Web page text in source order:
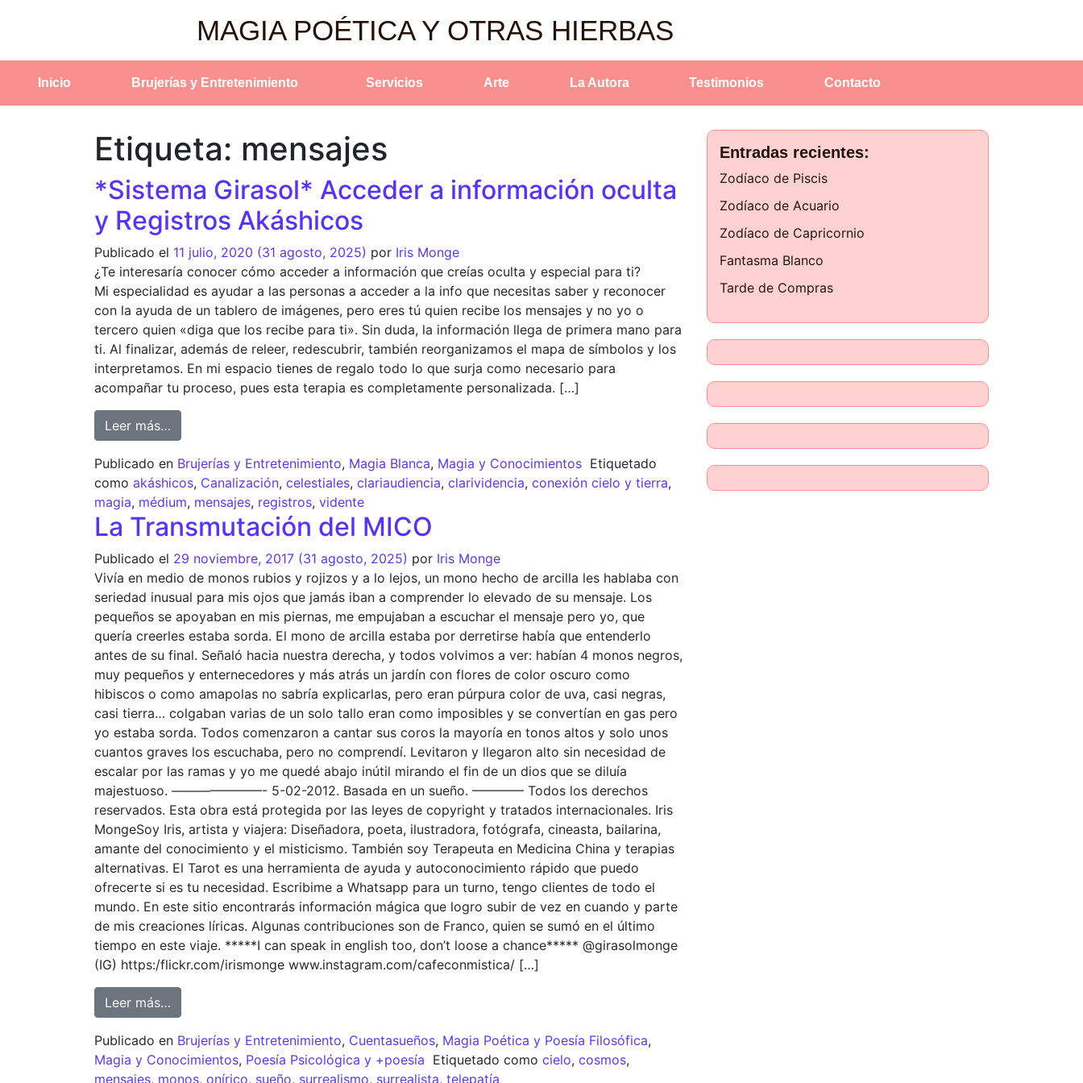
MAGIA POÉTICA Y OTRAS HIERBAS
Inicio Brujerías y Entretenimiento Servicios Arte La Autora Testimonios Contacto
Etiqueta: mensajes
*Sistema Girasol* Acceder a información oculta
y Registros Akáshicos
Publicado el 11 julio, 2020 (31 agosto, 2025) por Iris Monge
¿Te interesaría conocer cómo acceder a información que creías oculta y especial para ti?
Mi especialidad es ayudar a las personas a acceder a la info que necesitas saber y reconocer
con la ayuda de un tablero de imágenes, pero eres tú quien recibe los mensajes y no yo o
tercero quien «diga que los recibe para ti». Sin duda, la información llega de primera mano para
ti. Al finalizar, además de releer, redescubrir, también reorganizamos el mapa de símbolos y los
interpretamos. En mi espacio tienes de regalo todo lo que surja como necesario para
acompañar tu proceso, pues esta terapia es completamente personalizada. […]
Leer más…
Publicado en Brujerías y Entretenimiento, Magia Blanca, Magia y Conocimientos Etiquetado
como akáshicos, Canalización, celestiales, clariaudiencia, clarividencia, conexión cielo y tierra,
magia, médium, mensajes, registros, vidente
La Transmutación del MICO
Publicado el 29 noviembre, 2017 (31 agosto, 2025) por Iris Monge
Vivía en medio de monos rubios y rojizos y a lo lejos, un mono hecho de arcilla les hablaba con
seriedad inusual para mis ojos que jamás iban a comprender lo elevado de su mensaje. Los
pequeños se apoyaban en mis piernas, me empujaban a escuchar el mensaje pero yo, que
quería creerles estaba sorda. El mono de arcilla estaba por derretirse había que entenderlo
antes de su final. Señaló hacia nuestra derecha, y todos volvimos a ver: habían 4 monos negros,
muy pequeños y enternecedores y más atrás un jardín con flores de color oscuro como
hibiscos o como amapolas no sabría explicarlas, pero eran púrpura color de uva, casi negras,
casi tierra… colgaban varias de un solo tallo eran como imposibles y se convertían en gas pero
yo estaba sorda. Todos comenzaron a cantar sus coros la mayoría en tonos altos y solo unos
cuantos graves los escuchaba, pero no comprendí. Levitaron y llegaron alto sin necesidad de
escalar por las ramas y yo me quedé abajo inútil mirando el fin de un dios que se diluía
majestuoso. ———————- 5-02-2012. Basada en un sueño. ———— Todos los derechos
reservados. Esta obra está protegida por las leyes de copyright y tratados internacionales. Iris
MongeSoy Iris, artista y viajera: Diseñadora, poeta, ilustradora, fotógrafa, cineasta, bailarina,
amante del conocimiento y el misticismo. También soy Terapeuta en Medicina China y terapias
alternativas. El Tarot es una herramienta de ayuda y autoconocimiento rápido que puedo
ofrecerte si es tu necesidad. Escribime a Whatsapp para un turno, tengo clientes de todo el
mundo. En este sitio encontrarás información mágica que logro subir de vez en cuando y parte
de mis creaciones líricas. Algunas contribuciones son de Franco, quien se sumó en el último
tiempo en este viaje. *****I can speak in english too, don’t loose a chance***** @girasolmonge
(IG) https:/flickr.com/irismonge www.instagram.com/cafeconmistica/ […]
Leer más…
Publicado en Brujerías y Entretenimiento, Cuentasueños, Magia Poética y Poesía Filosófica,
Magia y Conocimientos, Poesía Psicológica y +poesía Etiquetado como cielo, cosmos,
mensajes, monos, onírico, sueño, surrealismo, surrealista, telepatía
Entradas recientes:
Zodíaco de Piscis
Zodíaco de Acuario
Zodíaco de Capricornio
Fantasma Blanco
Tarde de Compras